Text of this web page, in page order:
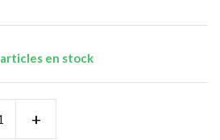
en stock
+